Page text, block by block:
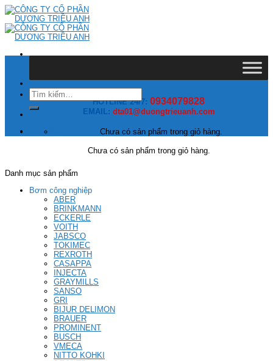
Skip
content
HOTLINE 24/7: 0934079828
EMAIL: dta01@duongtrieuanh.com
Giỏ hàng
Chưa có sản phẩm trong giỏ hàng.
Tìm
kiếm:
Chưa có sản phẩm trong giỏ hàng.
Danh mục sản phẩm
Bơm công nghiệp
ABER
BRINKMANN
ECKERLE
VOITH
JABSCO
TOKIMEC
REXROTH
CASAPPA
INJECTA
GRAYMILLS
SANSO
GRI
BIJUR DELIMON
BRAUER
PROMINENT
BUSCH
VMECA
NITTO KOHKI